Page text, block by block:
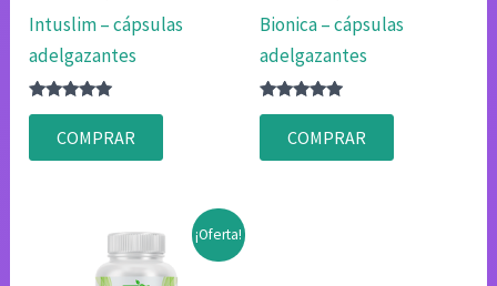
Intuslim – cápsulas
adelgazantes
Valorado
4.80
de 5
COMPRAR
Bionica – cápsulas
adelgazantes
Valorado
4.83
de 5
COMPRAR
¡Oferta!